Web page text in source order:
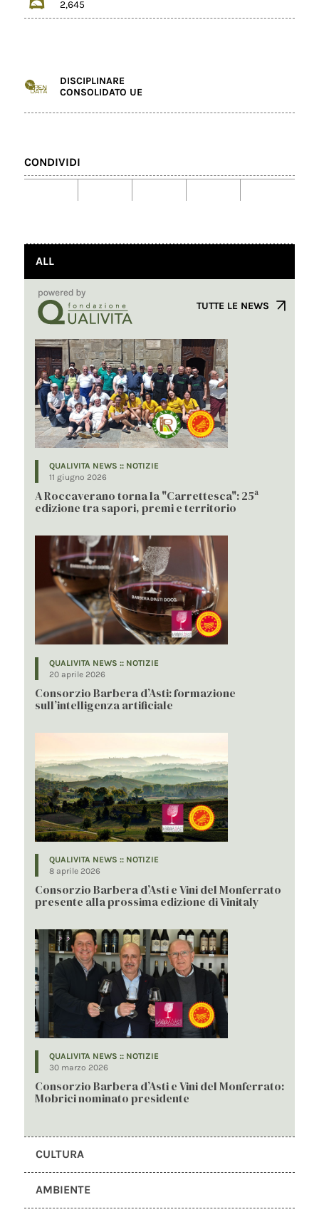
2,645
DISCIPLINARE
CONSOLIDATO UE
CONDIVIDI
ALL
TUTTE LE NEWS
QUALIVITA NEWS :: NOTIZIE
11 giugno 2026
A Roccaverano torna la "Carrettesca": 25ª
edizione tra sapori, premi e territorio
QUALIVITA NEWS :: NOTIZIE
20 aprile 2026
Consorzio Barbera d’Asti: formazione
sull’intelligenza artificiale
QUALIVITA NEWS :: NOTIZIE
8 aprile 2026
Consorzio Barbera d’Asti e Vini del Monferrato
presente alla prossima edizione di Vinitaly
QUALIVITA NEWS :: NOTIZIE
30 marzo 2026
Consorzio Barbera d’Asti e Vini del Monferrato:
Mobrici nominato presidente
CULTURA
AMBIENTE